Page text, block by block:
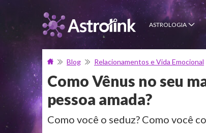
ASTROLOGIA
Blog Relacionamentos e Vida Emocional
Como Vênus no seu
pessoa amada?
Como você o seduz? Como você